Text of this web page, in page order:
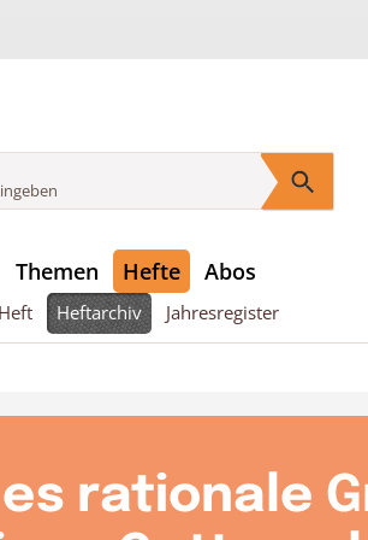
Themen Hefte Abos
Heftarchiv Jahresregister